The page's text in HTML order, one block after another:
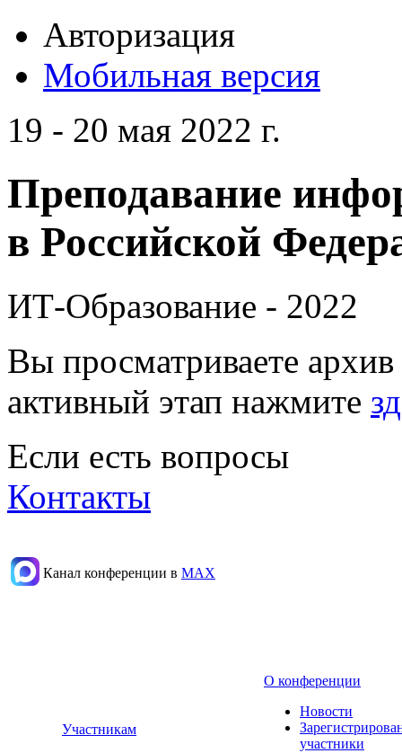
Авторизация
Мобильная версия
19 - 20 мая 2022 г.
Преподавание
в Российской
ИТ-Образование - 2022
Вы просматриваете
активный этап нажмите
Если есть вопросы
Контакты
Канал конференции в МАХ
Участникам
О конференции
Новости
участники